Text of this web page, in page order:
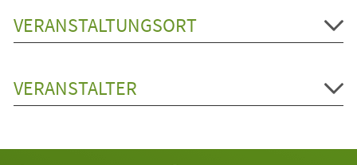
VERANSTALTUNGSORT
VERANSTALTER